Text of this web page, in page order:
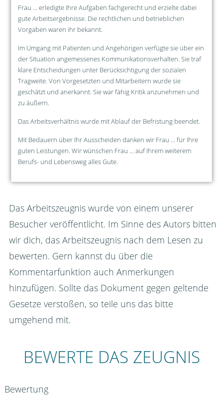
Frau ... erledigte Ihre Aufgaben fachgerecht und erzielte dabei
gute Arbeitsergebnisse. Die rechtlichen und betrieblichen
Vorgaben waren ihr bekannt.
Im Umgang mit Patienten und Angehörigen verfügte sie über ein
der Situation angemessenes Kommunikationsverhalten. Sie traf
klare Entscheidungen unter Berücksichtigung der sozialen
Tragweite. Von Vorgesetzten und Mitarbeitern wurde sie
geschätzt und anerkannt. Sie war fähig Kritik anzunehmen und
zu äußern.
Das Arbeitsverhältnis wurde mit Ablauf der Befristung beendet.
Mit Bedauern über Ihr Ausscheiden danken wir Frau ... für Ihre
guten Leistungen. Wir wünschen Frau ... auf Ihrem weiterem
Berufs- und Lebensweg alles Gute.
Das Arbeitszeugnis wurde von einem unserer
Besucher veröffentlicht. Im Sinne des Autors bitten
wir dich, das Arbeitszeugnis nach dem Lesen zu
bewerten. Gern kannst du über die
Kommentarfunktion auch Anmerkungen
hinzufügen. Sollte das Dokument gegen geltende
Gesetze verstoßen, so teile uns das bitte
umgehend mit.
BEWERTE DAS ZEUGNIS
Bewertung